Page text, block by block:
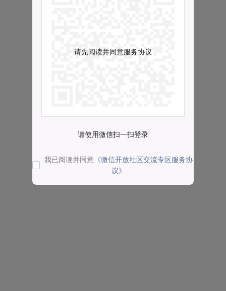
请先阅读并同意服务协议
请使用微信扫一扫登录
我已阅读并同意 《微信开放社区交流专区服务协
议》